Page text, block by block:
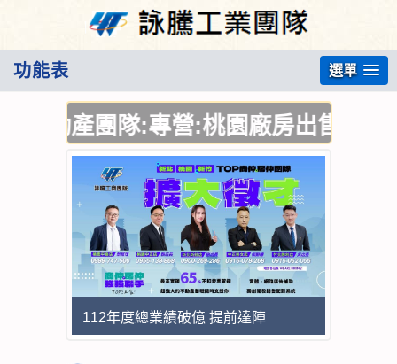
功能表 選單
產團隊:專營:桃園廠房出售,桃園廠
112年度總業績破億 提前達陣